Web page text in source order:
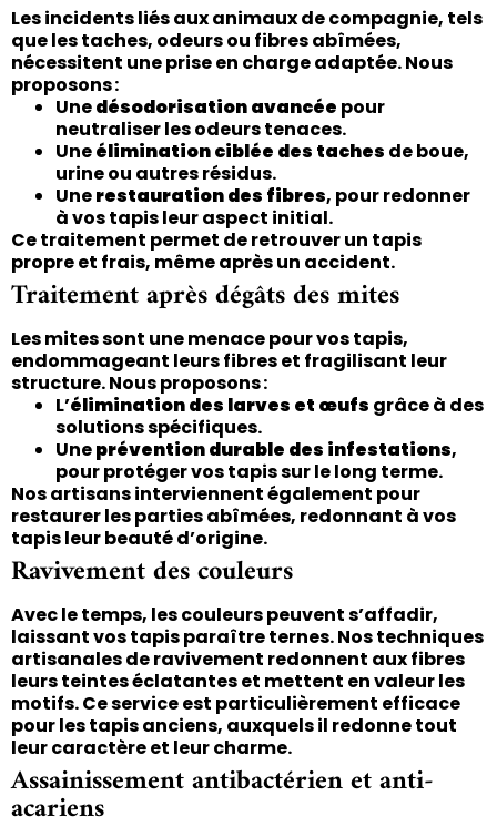
Les incidents liés aux animaux de compagnie, tels
que les taches, odeurs ou fibres abîmées,
nécessitent une prise en charge adaptée. Nous
proposons :
Unedésodorisation avancée pour
neutraliser les odeurs tenaces.
Uneélimination ciblée des taches de boue,
urine ou autres résidus.
Unerestauration des fibres, pour redonner
à vos tapis leur aspect initial.
Ce traitement permet de retrouver un tapis
propre et frais, même après un accident.
Traitement après dégâts des mites
Les mites sont une menace pour vos tapis,
endommageant leurs fibres et fragilisant leur
structure. Nous proposons :
L’élimination des larves et œufs grâce à des
solutions spécifiques.
Uneprévention durable des infestations,
pour protéger vos tapis sur le long terme.
Nos artisans interviennent également pour
restaurer les parties abîmées, redonnant à vos
tapis leur beauté d’origine.
Ravivement des couleurs
Avec le temps, les couleurs peuvent s’affadir,
laissant vos tapis paraître ternes. Nos techniques
artisanales de ravivement redonnent aux fibres
leurs teintes éclatantes et mettent en valeur les
motifs. Ce service est particulièrement efficace
pour les tapis anciens, auxquels il redonne tout
leur caractère et leur charme.
Assainissement antibactérien et anti-
acariens